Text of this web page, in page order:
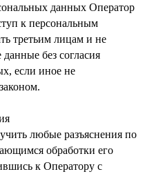
данных Оператор
к персональным
третьим лицам и не
без согласия
если иное не
любые разъяснения по
обработки его
к Оператору с